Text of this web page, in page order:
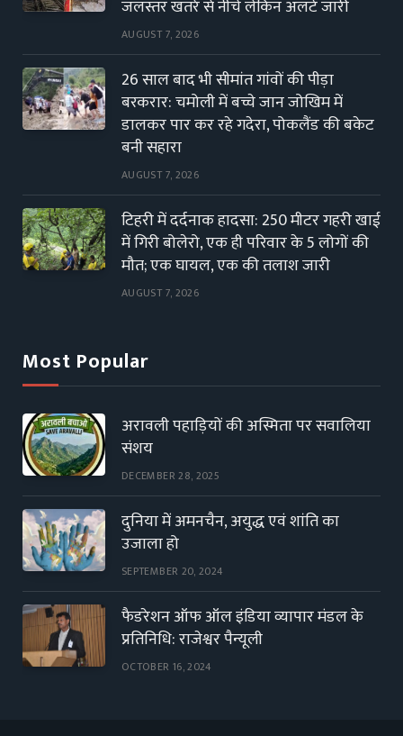
जलस्तर खतरे से नीचे लेकिन अलर्ट जारी
AUGUST 7, 2026
26 साल बाद भी सीमांत गांवों की पीड़ा
बरकरार: चमोली में बच्चे जान जोखिम में
डालकर पार कर रहे गदेरा, पोकलैंड की बकेट
बनी सहारा
AUGUST 7, 2026
टिहरी में दर्दनाक हादसा: 250 मीटर गहरी खाई
में गिरी बोलेरो, एक ही परिवार के 5 लोगों की
मौत; एक घायल, एक की तलाश जारी
AUGUST 7, 2026
Most Popular
अरावली पहाड़ियों की अस्मिता पर सवालिया
संशय
DECEMBER 28, 2025
दुनिया में अमनचैन, अयुद्ध एवं शांति का
उजाला हो
SEPTEMBER 20, 2024
फैडरेशन ऑफ ऑल इंडिया व्यापार मंडल के
प्रतिनिधि: राजेश्वर पैन्यूली
OCTOBER 16, 2024